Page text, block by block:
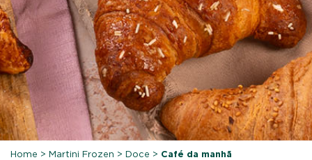
Home >Martini Frozen >Doce > Café da manhã